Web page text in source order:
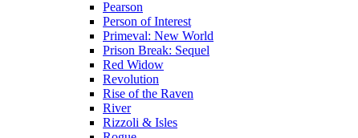
Pearson
Person of Interest
Primeval: New World
Prison Break: Sequel
Red Widow
Revolution
Rise of the Raven
River
Rizzoli & Isles